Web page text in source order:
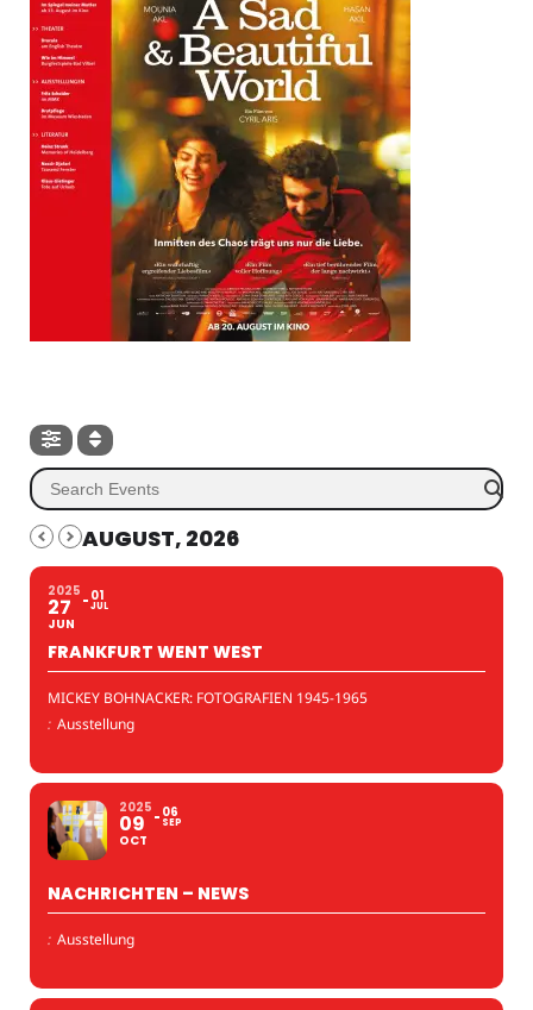
AUGUST, 2026
2025
27
JUN
01
JUL
FRANKFURT WENT WEST
MICKEY BOHNACKER: FOTOGRAFIEN 1945-1965
: Ausstellung
2025
09
OCT
06
SEP
NACHRICHTEN – NEWS
: Ausstellung